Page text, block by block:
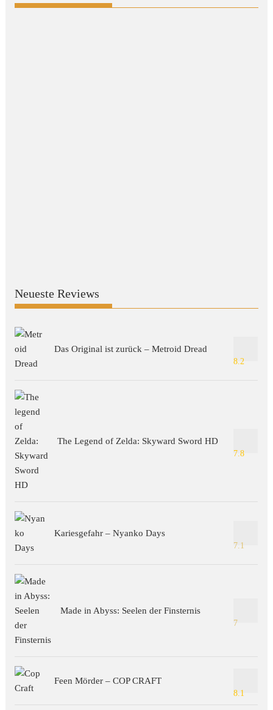
Neueste Reviews
Das Original ist zurück – Metroid Dread
8.2
The Legend of Zelda: Skyward Sword HD
7.8
Kariesgefahr – Nyanko Days
7.1
Made in Abyss: Seelen der Finsternis
7
Feen Mörder – COP CRAFT
8.1